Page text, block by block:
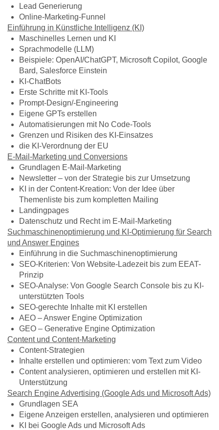
Lead Generierung
Online-Marketing-Funnel
Einführung in Künstliche Intelligenz (KI)
Maschinelles Lernen und KI
Sprachmodelle (LLM)
Beispiele: OpenAI/ChatGPT, Microsoft Copilot, Google
Bard, Salesforce Einstein
KI-ChatBots
Erste Schritte mit KI-Tools
Prompt-Design/-Engineering
Eigene GPTs erstellen
Automatisierungen mit No Code-Tools
Grenzen und Risiken des KI-Einsatzes
die KI-Verordnung der EU
E-Mail-Marketing und Conversions
Grundlagen E-Mail-Marketing
Newsletter – von der Strategie bis zur Umsetzung
KI in der Content-Kreation: Von der Idee über
Themenliste bis zum kompletten Mailing
Landingpages
Datenschutz und Recht im E-Mail-Marketing
Suchmaschinenoptimierung und KI-Optimierung für Search
und Answer Engines
Einführung in die Suchmaschinenoptimierung
SEO-Kriterien: Von Website-Ladezeit bis zum EEAT-
Prinzip
SEO-Analyse: Von Google Search Console bis zu KI-
unterstützten Tools
SEO-gerechte Inhalte mit KI erstellen
AEO – Answer Engine Optimization
GEO – Generative Engine Optimization
Content und Content-Marketing
Content-Strategien
Inhalte erstellen und optimieren: vom Text zum Video
Content analysieren, optimieren und erstellen mit KI-
Unterstützung
Search Engine Advertising (Google Ads und Microsoft Ads)
Grundlagen SEA
Eigene Anzeigen erstellen, analysieren und optimieren
KI bei Google Ads und Microsoft Ads